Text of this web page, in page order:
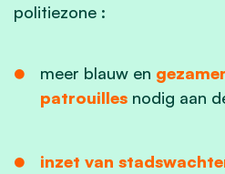
politiezone :
meer blauw en
patrouillesnodig aan
inzet van